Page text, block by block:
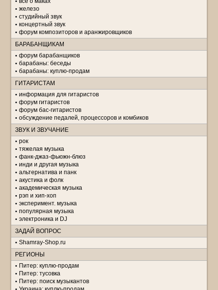
железо
студийный звук
концертный звук
форум композиторов и аранжировщиков
БАРАБАНЩИКАМ
форум барабанщиков
барабаны: беседы
барабаны: куплю-продам
ГИТАРИСТАМ
информация для гитаристов
форум гитаристов
форум бас-гитаристов
обсуждение педалей, процессоров и комбиков
ЗВУК И ЗВУЧАНИЕ
рок
тяжелая музыка
фанк-джаз-фьюжн-блюз
инди и другая музыка
альтернатива и панк
акустика и фолк
академическая музыка
рэп и хип-хоп
эксперимент. музыка
популярная музыка
электроника и DJ
ЗАДАЙ ВОПРОС
Shamray-Shop.ru
РЕГИОНЫ
Питер: куплю-продам
Питер: тусовка
Питер: поиск музыкантов